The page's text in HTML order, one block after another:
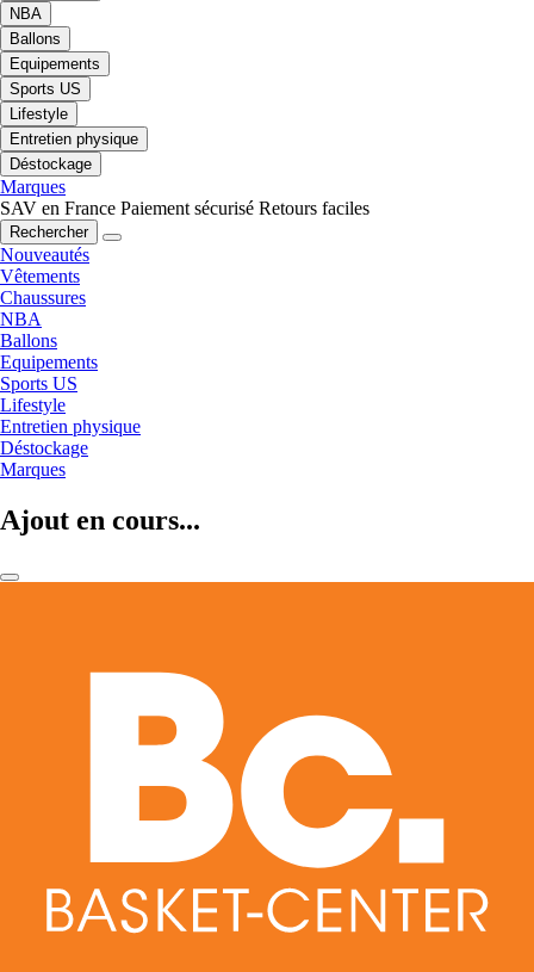
NBA
Ballons
Equipements
Sports US
Lifestyle
Entretien physique
Déstockage
Marques
SAV en France Paiement sécurisé Retours faciles
Rechercher
Nouveautés
Vêtements
Chaussures
NBA
Ballons
Equipements
Sports US
Lifestyle
Entretien physique
Déstockage
Marques
Ajout en cours...